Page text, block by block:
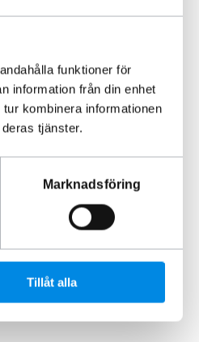
funktioner för
information från din enhet
kombinera informationen
tjänster.
Marknadsföring
Tillåt alla